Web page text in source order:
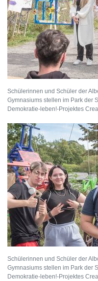
Schülerinnen und Schüler der
Gymnasiums stellen im Park der
Demokratie-leben!-Projektes
Schülerinnen und Schüler der
Gymnasiums stellen im Park der
Demokratie-leben!-Projektes